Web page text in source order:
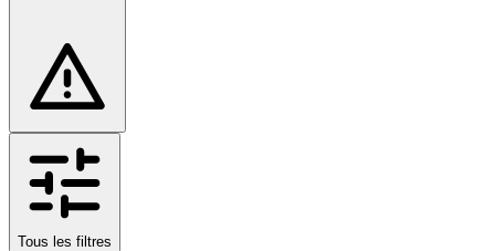
Tous les filtres